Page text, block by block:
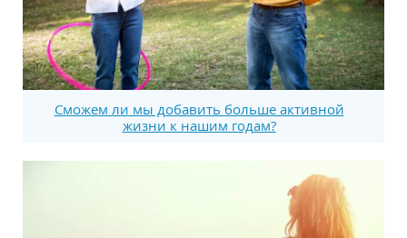
Сможем ли мы добавить больше активной
жизни к нашим годам?